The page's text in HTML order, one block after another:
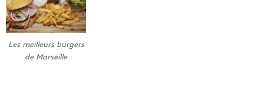
Les meilleurs burgers
de Marseille